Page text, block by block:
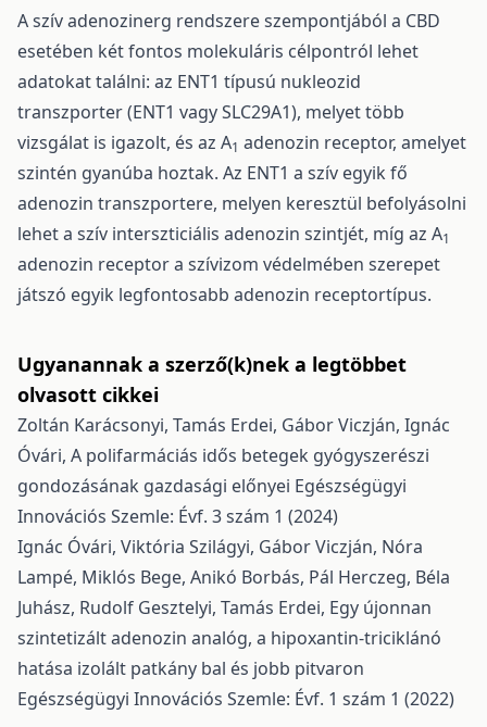
A szív adenozinerg rendszere szempontjából a CBD
esetében két fontos molekuláris célpontról lehet
adatokat találni: az ENT1 típusú nukleozid
transzporter (ENT1 vagy SLC29A1), melyet több
vizsgálat is igazolt, és az A1 adenozin receptor, amelyet
szintén gyanúba hoztak. Az ENT1 a szív egyik fő
adenozin transzportere, melyen keresztül befolyásolni
lehet a szív interszticiális adenozin szintjét, míg az A1
adenozin receptor a szívizom védelmében szerepet
játszó egyik legfontosabb adenozin receptortípus.
Ugyanannak a szerző(k)nek a legtöbbet
olvasott cikkei
Zoltán Karácsonyi, Tamás Erdei, Gábor Viczján, Ignác
Óvári, A polifarmáciás idős betegek gyógyszerészi
gondozásának gazdasági előnyei Egészségügyi
Innovációs Szemle: Évf. 3 szám 1 (2024)
Ignác Óvári, Viktória Szilágyi, Gábor Viczján, Nóra
Lampé, Miklós Bege, Anikó Borbás, Pál Herczeg, Béla
Juhász, Rudolf Gesztelyi, Tamás Erdei, Egy újonnan
szintetizált adenozin analóg, a hipoxantin-triciklánó
hatása izolált patkány bal és jobb pitvaron
Egészségügyi Innovációs Szemle: Évf. 1 szám 1 (2022)